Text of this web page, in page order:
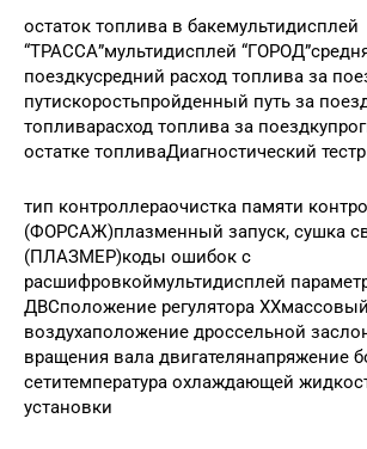
остаток топлива в бакемультидисплей
“ТРАССА”мультидисплей
поездкусредний расход топлива за
путискоростьпройденный путь за
топливарасход топлива за
остатке топливаДиагностический тестр
тип контроллераочистка памяти
(ФОРСАЖ)плазменный запуск, сушка
(ПЛАЗМЕР)коды ошибок c
расшифровкоймультидисплей
ДВСположение регулятора
воздухаположение дроссельной
вращения вала двигателянапряжение
сетитемпература охлаждающей
установки